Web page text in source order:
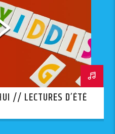
// LECTURES D’ÉTÉ